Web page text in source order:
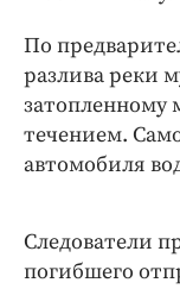
По
разлива реки
затопленному
течением.
автомобиля
Следователи
погибшего